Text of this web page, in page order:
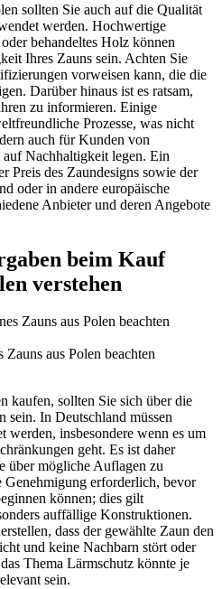
sollten Sie auch auf die Qualität
werden. Hochwertige
behandeltes Holz können
Ihres Zauns sein. Achten Sie
vorweisen kann, die die
Darüber hinaus ist es ratsam,
zu informieren. Einige
Prozesse, was nicht
auch für Kunden von
Nachhaltigkeit legen. Ein
Preis des Zaundesigns sowie der
oder in andere europäische
Anbieter und deren Angebote
beim Kauf
verstehen
aus Polen beachten
kaufen, sollten Sie sich über die
sein. In Deutschland müssen
werden, insbesondere wenn es um
geht. Es ist daher
über mögliche Auflagen zu
erforderlich, bevor
können; dies gilt
auffällige Konstruktionen.
dass der gewählte Zaun den
und keine Nachbarn stört oder
Thema Lärmschutz könnte je
sein.